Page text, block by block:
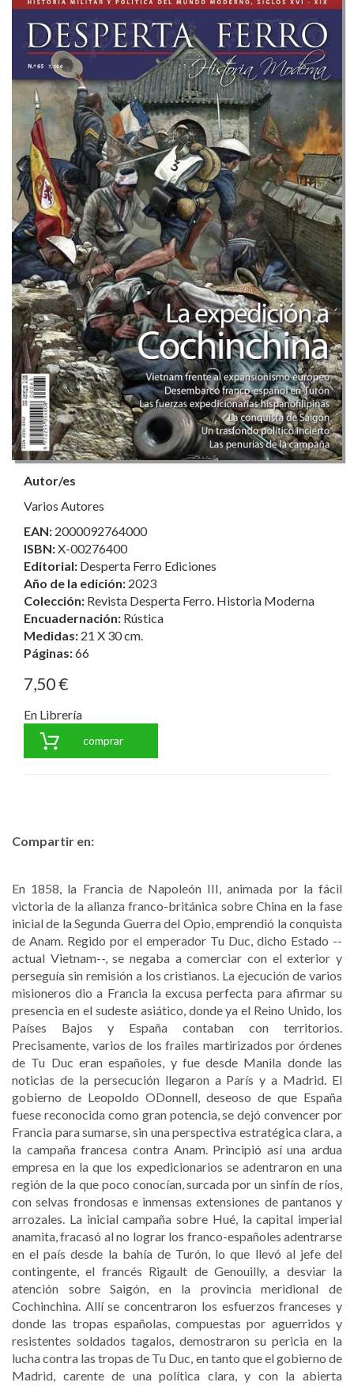
Autor/es
Varios Autores
EAN: 2000092764000
ISBN:X-00276400
Editorial: Desperta Ferro Ediciones
Año de la edición: 2023
Colección: Revista Desperta Ferro. Historia Moderna
Encuadernación: Rústica
Medidas: 21 X 30 cm.
Páginas:66
7,50 €
En Librería
comprar
Compartir en:
En 1858, la Francia de Napoleón III, animada por la fácil
victoria de la alianza franco-británica sobre China en la fase
inicial de la Segunda Guerra del Opio, emprendió la conquista
de Anam. Regido por el emperador Tu Duc, dicho Estado --
actual Vietnam--, se negaba a comerciar con el exterior y
perseguía sin remisión a los cristianos. La ejecución de varios
misioneros dio a Francia la excusa perfecta para afirmar su
presencia en el sudeste asiático, donde ya el Reino Unido, los
Países Bajos y España contaban con territorios.
Precisamente, varios de los frailes martirizados por órdenes
de Tu Duc eran españoles, y fue desde Manila donde las
noticias de la persecución llegaron a París y a Madrid. El
gobierno de Leopoldo ODonnell, deseoso de que España
fuese reconocida como gran potencia, se dejó convencer por
Francia para sumarse, sin una perspectiva estratégica clara, a
la campaña francesa contra Anam. Principió así una ardua
empresa en la que los expedicionarios se adentraron en una
región de la que poco conocían, surcada por un sinfín de ríos,
con selvas frondosas e inmensas extensiones de pantanos y
arrozales. La inicial campaña sobre Hué, la capital imperial
anamita, fracasó al no lograr los franco-españoles adentrarse
en el país desde la bahía de Turón, lo que llevó al jefe del
contingente, el francés Rigault de Genouilly, a desviar la
atención sobre Saigón, en la provincia meridional de
Cochinchina. Allí se concentraron los esfuerzos franceses y
donde las tropas españolas, compuestas por aguerridos y
resistentes soldados tagalos, demostraron su pericia en la
lucha contra las tropas de Tu Duc, en tanto que el gobierno de
Madrid, carente de una política clara, y con la abierta